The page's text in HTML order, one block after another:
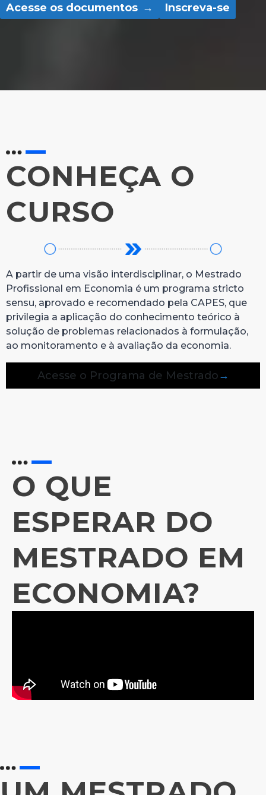
Acesse os documentos Inscreva-se
CONHEÇA O
CURSO
A partir de uma visão interdisciplinar, o Mestrado
Profissional em Economia é um programa stricto
sensu, aprovado e recomendado pela CAPES, que
privilegia a aplicação do conhecimento teórico à
solução de problemas relacionados à formulação,
ao monitoramento e à avaliação da economia.
Acesse o Programa de Mestrado
O QUE
ESPERAR DO
MESTRADO EM
ECONOMIA?